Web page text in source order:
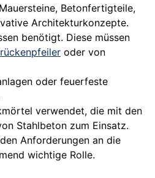
Betonfertigteile,
Architekturkonzepte.
benötigt. Diese müssen
oder von
oder feuerfeste
verwendet, die mit den
Stahlbeton zum Einsatz.
Anforderungen an die
wichtige Rolle.